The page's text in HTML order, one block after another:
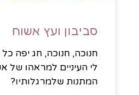
סביבון ועץ אשוח
חנוכה, חנוכה, חג יפה
לי העיניים למראהו של
המתנות שלמרגלותיו?